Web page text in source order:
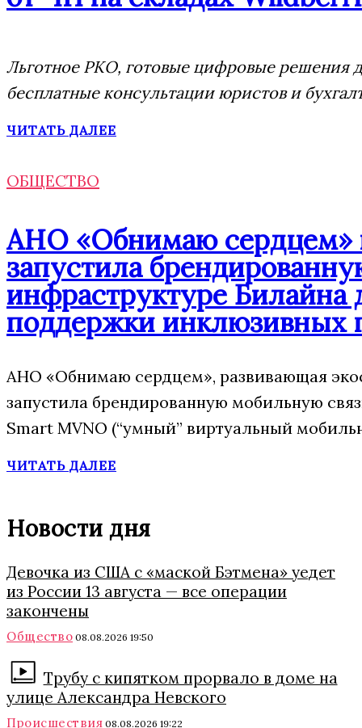
Льготное РКО, готовые цифровые решения
бесплатные консультации юристов и
ЧИТАТЬ ДАЛЕЕ
ОБЩЕСТВО
АНО «Обнимаю сердцем»
запустила
инфраструктуре Билайна
поддержки инклюзивных
АНО «Обнимаю сердцем», развивающая
запустила брендированную мобильную
Smart MVNO (“умный” виртуальный
ЧИТАТЬ ДАЛЕЕ
Новости дня
Девочка из США с «маской Бэтмена» уедет
из России 13 августа — все операции
закончены
Общество 08.08.2026 19:50
Трубу с кипятком прорвало в доме на
улице Александра Невского
Происшествия 08.08.2026 19:22